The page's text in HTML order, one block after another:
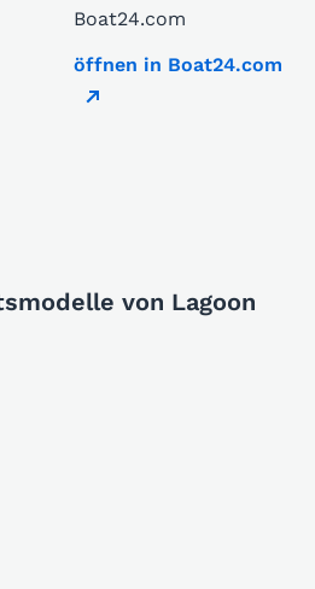
Boat24.com
öffnen in Boat24.com
von Lagoon